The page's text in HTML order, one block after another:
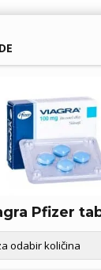
Pfizer